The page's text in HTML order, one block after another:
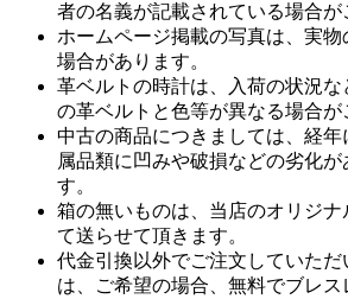
者の名義が記載されている場合が
ホームページ掲載の写真は、実
場合があります。
革ベルトの時計は、入荷の状況
の革ベルトと色等が異なる場合が
中古の商品につきましては、経
属品類に凹みや破損などの劣化が
す。
箱の無いものは、当店のオリジナ
て送らせて頂きます。
代金引換以外でご注文していただ
は、ご希望の場合、無料でブレ